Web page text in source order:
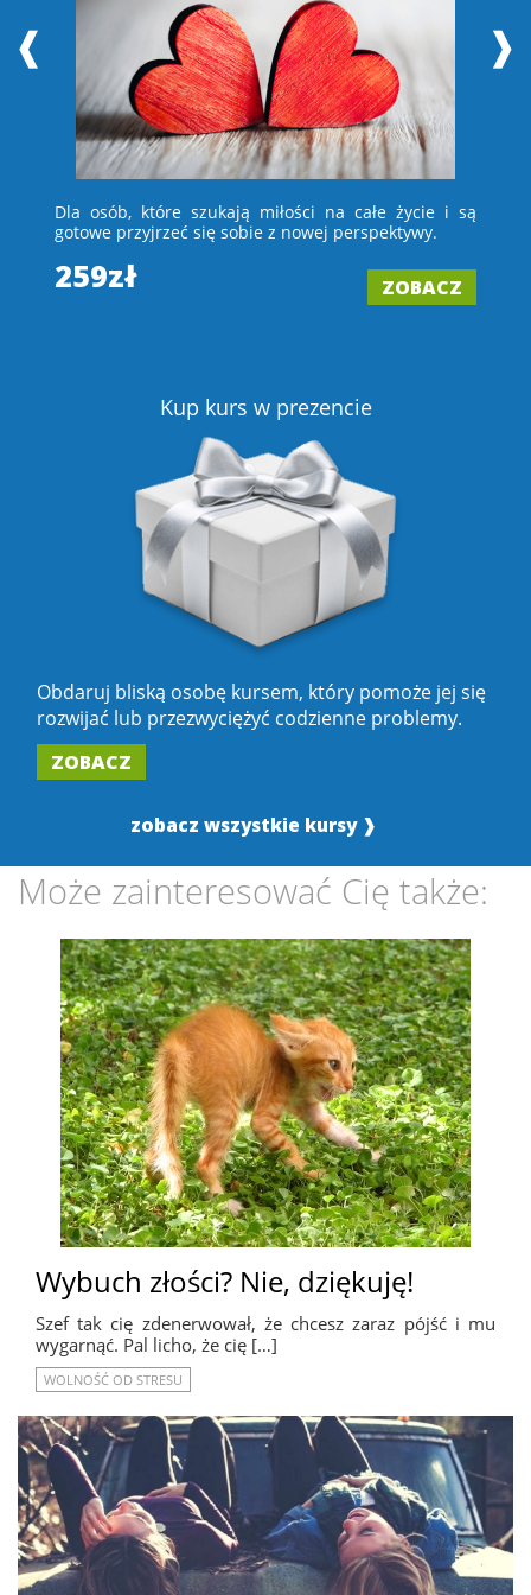
Dla osób, które szukają miłości na całe życie i są
gotowe przyjrzeć się sobie z nowej perspektywy.
259zł ZOBACZ
❰ ❱
Kup kurs w prezencie
Obdaruj bliską osobę kursem, który pomoże jej się
rozwijać lub przezwyciężyć codzienne problemy.
ZOBACZ
zobacz wszystkie kursy ❱
Może zainteresować Cię także:
Wybuch złości? Nie, dziękuję!
Szef tak cię zdenerwował, że chcesz zaraz pójść i mu
wygarnąć. Pal licho, że cię […]
WOLNOŚĆ OD STRESU